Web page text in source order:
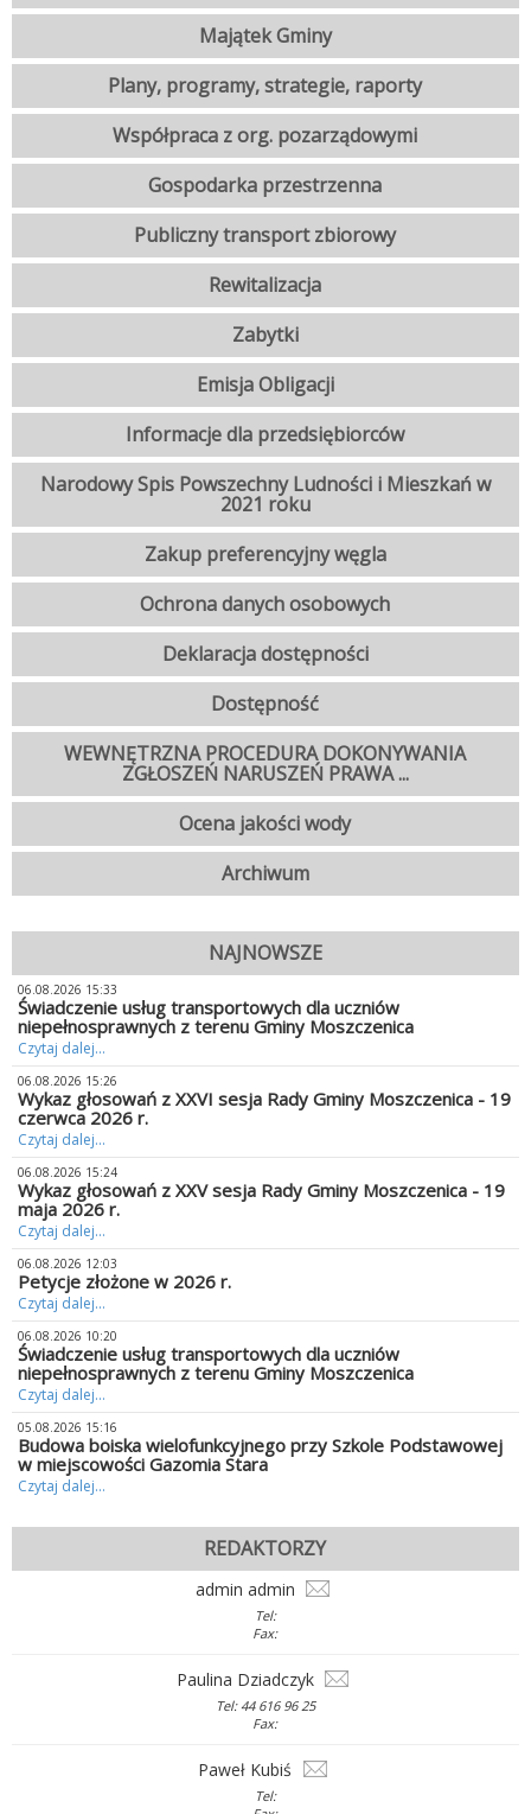
Majątek Gminy
Plany, programy, strategie, raporty
Współpraca z org. pozarządowymi
Gospodarka przestrzenna
Publiczny transport zbiorowy
Rewitalizacja
Zabytki
Emisja Obligacji
Informacje dla przedsiębiorców
Narodowy Spis Powszechny Ludności i Mieszkań w
2021 roku
Zakup preferencyjny węgla
Ochrona danych osobowych
Deklaracja dostępności
Dostępność
WEWNĘTRZNA PROCEDURA DOKONYWANIA
ZGŁOSZEŃ NARUSZEŃ PRAWA ...
Ocena jakości wody
Archiwum
NAJNOWSZE
06.08.2026 15:33
Świadczenie usług transportowych dla uczniów
niepełnosprawnych z terenu Gminy Moszczenica
Czytaj dalej...
06.08.2026 15:26
Wykaz głosowań z XXVI sesja Rady Gminy Moszczenica - 19
czerwca 2026 r.
Czytaj dalej...
06.08.2026 15:24
Wykaz głosowań z XXV sesja Rady Gminy Moszczenica - 19
maja 2026 r.
Czytaj dalej...
06.08.2026 12:03
Petycje złożone w 2026 r.
Czytaj dalej...
06.08.2026 10:20
Świadczenie usług transportowych dla uczniów
niepełnosprawnych z terenu Gminy Moszczenica
Czytaj dalej...
05.08.2026 15:16
Budowa boiska wielofunkcyjnego przy Szkole Podstawowej
w miejscowości Gazomia Stara
Czytaj dalej...
REDAKTORZY
admin admin
Tel:
Fax:
Paulina Dziadczyk
Tel: 44 616 96 25
Fax:
Paweł Kubiś
Tel: